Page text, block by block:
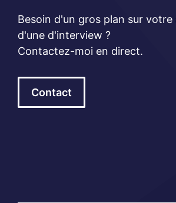
Besoin d'un gros plan sur votre
d'une d'interview ?
Contactez-moi en direct.
Contact